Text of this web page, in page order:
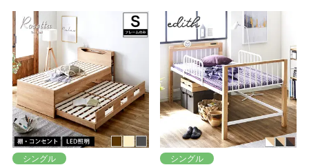
シングル
シングル